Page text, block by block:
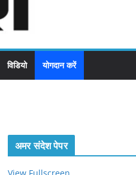
विडियो योगदान करें
अमर संदेश पेपर